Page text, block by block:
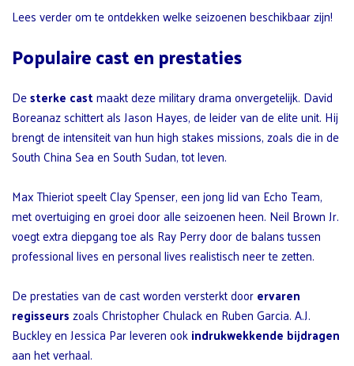
Lees verder om te ontdekken welke seizoenen beschikbaar zijn!
Populaire cast en prestaties
Desterke castmaakt deze military drama onvergetelijk. David
Boreanaz schittert als Jason Hayes, de leider van de elite unit. Hij
brengt de intensiteit van hun high stakes missions, zoals die in de
South China Sea en South Sudan, tot leven.
Max Thieriot speelt Clay Spenser, een jong lid van Echo Team,
met overtuiging en groei door alle seizoenen heen. Neil Brown Jr.
voegt extra diepgang toe als Ray Perry door de balans tussen
professional lives en personal lives realistisch neer te zetten.
De prestaties van de cast worden versterkt doorervaren
regisseurszoals Christopher Chulack en Ruben Garcia. A.J.
Buckley en Jessica Par leveren ookindrukwekkende bijdragen
aan het verhaal.